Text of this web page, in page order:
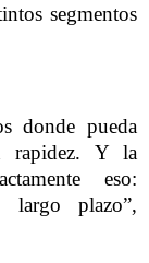
segmentos
donde pueda
rapidez. Y la
eso:
largo plazo”,